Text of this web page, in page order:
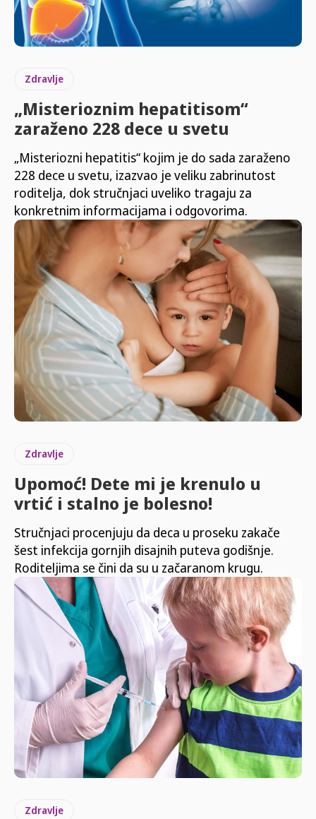
Zdravlje
„Misterioznim hepatitisom“
zaraženo 228 dece u svetu
„Misteriozni hepatitis“ kojim je do sada zaraženo
228 dece u svetu, izazvao je veliku zabrinutost
roditelja, dok stručnjaci uveliko tragaju za
konkretnim informacijama i odgovorima.
Zdravlje
Upomoć! Dete mi je krenulo u
vrtić i stalno je bolesno!
Stručnjaci procenjuju da deca u proseku zakače
šest infekcija gornjih disajnih puteva godišnje.
Roditeljima se čini da su u začaranom krugu.
Zdravlje